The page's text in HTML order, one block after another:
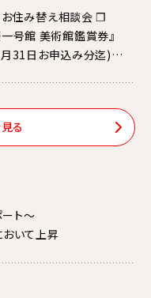
お住み替え相談会 ❒
号館 美術館鑑賞券』
31日お申込み分迄)
呼ばれることになる
ました。
・・・
る
ト～
いて上昇